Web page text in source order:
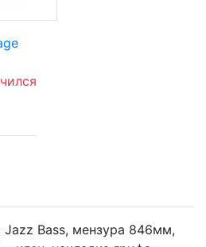
Jazz Bass, мензура 846мм,